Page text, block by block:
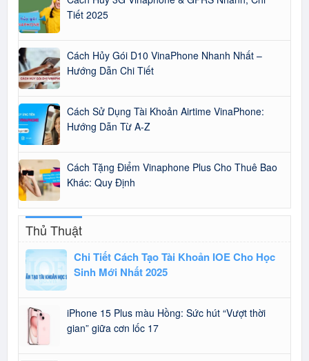
Tiết 2025
Cách Hủy Gói D10 VinaPhone Nhanh Nhất –
Hướng Dẫn Chi Tiết
Cách Sử Dụng Tài Khoản Airtime VinaPhone:
Hướng Dẫn Từ A-Z
Cách Tặng Điểm Vinaphone Plus Cho Thuê Bao
Khác: Quy Định
Thủ Thuật
Chi Tiết Cách Tạo Tài Khoản IOE Cho Học
Sinh Mới Nhất 2025
iPhone 15 Plus màu Hồng: Sức hút “Vượt thời
gian” giữa cơn lốc 17